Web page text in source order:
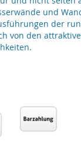
und
der
von den